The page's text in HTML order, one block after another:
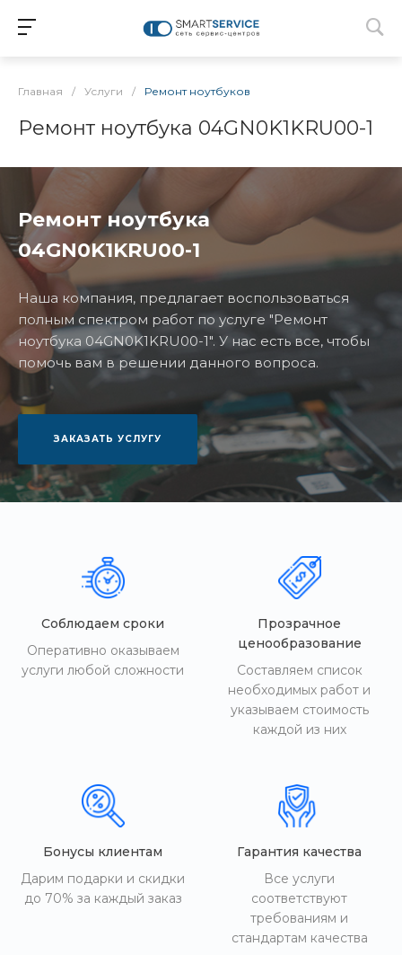
Главная / Услуги / Ремонт ноутбуков
Ремонт ноутбука 04GN0K1KRU00-1
Ремонт ноутбука
04GN0K1KRU00-1
Наша компания, предлагает воспользоваться
полным спектром работ по услуге "Ремонт
ноутбука 04GN0K1KRU00-1". У нас есть все, чтобы
помочь вам в решении данного вопроса.
ЗАКАЗАТЬ УСЛУГУ
Соблюдаем сроки
Оперативно оказываем
услуги любой сложности
Прозрачное
ценообразование
Составляем список
необходимых работ и
указываем стоимость
каждой из них
Бонусы клиентам
Дарим подарки и скидки
до 70% за каждый заказ
Гарантия качества
Все услуги
соответствуют
требованиям и
стандартам качества